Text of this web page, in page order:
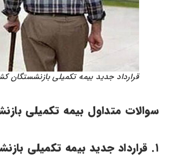
قرارداد جدید بیمه تکمیلی
سوالات متداول بیمه تکمیلی
۱. قرارداد جدید بیمه تکمیلی بازنشستگان کشوری از چه تاریخی آغاز شده است؟